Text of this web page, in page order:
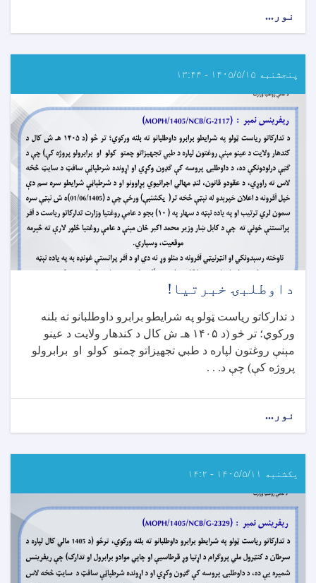
نور...
خبرتیا!
پنجشنبه ۱۴۰۵/۵/۱۵ - ۱۳:۴۴
داوطلبۍ خبرتیا!
د تدارکاتو ریاست ټولو په شرایطو برابرو داوطلبانو ته بلنه
ورکوي؛ تر څو (د ۱۴۰۵ هـ ش کال د کندهار ولایت د عینو
مېنې روغتون لپاره د طبي تجهیزاتو چمتو کولو او برابرولو
پروژه کې) چې د. . .
نور...
یکشنبه ۱۴۰۵/۵/۱۱ - ۱۴:۲